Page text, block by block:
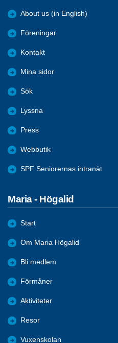
About us (in English)
Föreningar
Kontakt
Mina sidor
Sök
Lyssna
Press
Webbutik
SPF Seniorernas intranät
Maria - Högalid
Start
Om Maria Högalid
Bli medlem
Förmåner
Aktiviteter
Resor
Vuxenskolan